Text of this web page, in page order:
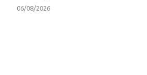
06/08/2026